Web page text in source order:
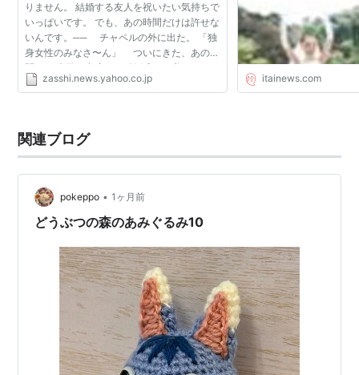
りません。 結婚する友人を祝いたい気持ちで
いっぱいです。 でも、あの時間だけは許せな
いんです。── チャペルの外に出た。 「独
身女性のみなさ〜ん」 ついにきた、あの時
間。 先日、出席した結婚式で、私（35
歳・独身）は気づかぬフリをキメ込んで、よ
zasshi.news.yahoo.co.jp itainews.com
関連ブログ
pokeppo • 1ヶ月前
どうぶつの森のあみぐるみ10